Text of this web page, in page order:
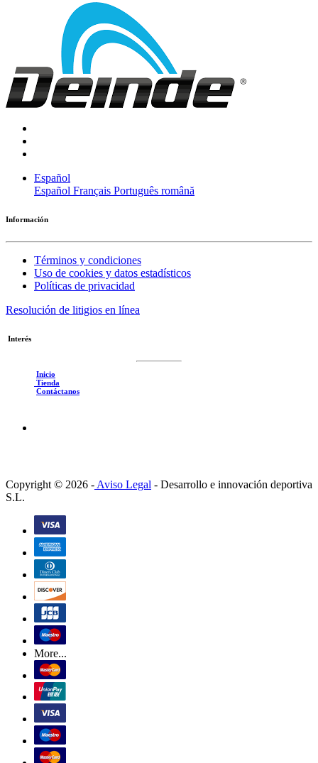
Español
Español Français Português română
Información
Términos y condiciones
Uso de cookies y datos estadísticos
Políticas de privacidad
Resolución de litigios en línea
Interés
Inicio
Tienda
Contáctanos
Copyright © 2026 - Aviso Legal - Desarrollo e innovación deportiva
S.L.
More...